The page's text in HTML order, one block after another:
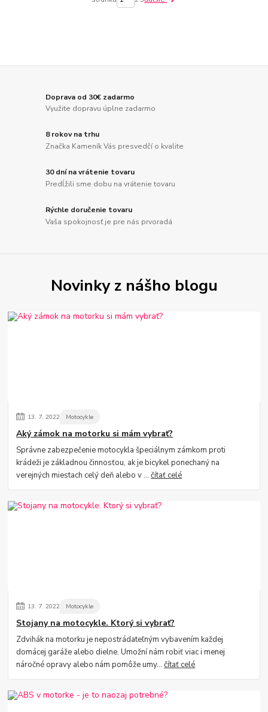
Doprava od 30€ zadarmo
Využite dopravu úplne zadarmo
8 rokov na trhu
Značka Kameník Vás presvedčí o kvalite
30 dní na vrátenie tovaru
Predĺžili sme dobu na vrátenie tovaru
Rýchle doručenie tovaru
Vaša spokojnosť je pre nás prvoradá
Novinky z nášho blogu
13. 7. 2022 Motocykle
Aký zámok na motorku si mám vybrať?
Správne zabezpečenie motocykla špeciálnym zámkom proti
krádeži je základnou činnosťou, ak je bicykel ponechaný na
verejných miestach celý deň alebo v ...čítať celé
13. 7. 2022 Motocykle
Stojany na motocykle. Ktorý si vybrať?
Zdvihák na motorku je nepostrádateľným vybavením každej
domácej garáže alebo dielne. Umožní nám robiť viac i menej
náročné opravy alebo nám pomôže umy...čítať celé